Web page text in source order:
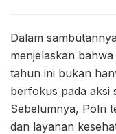
Dalam
menjelaskan
tahun ini bukan
berfokus pada aksi
Sebelumnya, Polri
dan layanan